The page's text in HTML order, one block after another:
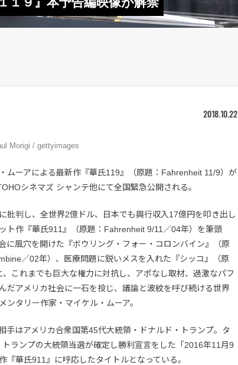
2018.10.22
Morigi / gettyimages
ムーアによる最新作『華氏119』（原題：Fahrenheit 11/9）が
シネマズ シャンテ他にて全国緊急公開される。
批判し、全世界2億ドル、日本でも興行収入17億円を叩き出し
ト作『華氏911』（原題：Fahrenheit 9/11／04年）を筆頭
に風穴を開けた『ボウリング・フォー・コロンバイン』（原
／02年）、医療問題に鋭いメスを入れた『シッコ』（原
これまでも巨大な権力に対抗し、アポなし取材、過激なパフ
だアメリカ社会に一石を投じ、議論と波紋を呼び続ける世界
ンタリー作家・マイケル・ムーア。
手はアメリカ合衆国第45代大統領・ドナルド・トランプ。タ
トランプの大統領当選が確定し勝利宣言をした「2016年11月9
『華氏911』に呼応したタイトルとなっている。